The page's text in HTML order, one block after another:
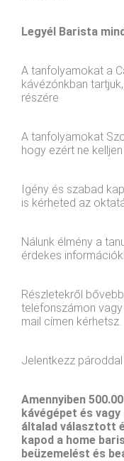
Legyél Barista
A tanfolyamokat a
kávézónkban
részére
A tanfolyamokat
hogy ezért ne
Igény és szabad
is kérheted az
Nálunk élmény a
érdekes
Részletekről
telefonszámon
mail címen kérhetsz.
Jelentkezz
Amennyiben
kávégépet és
általad választott
kapod a home
beüzemelést és